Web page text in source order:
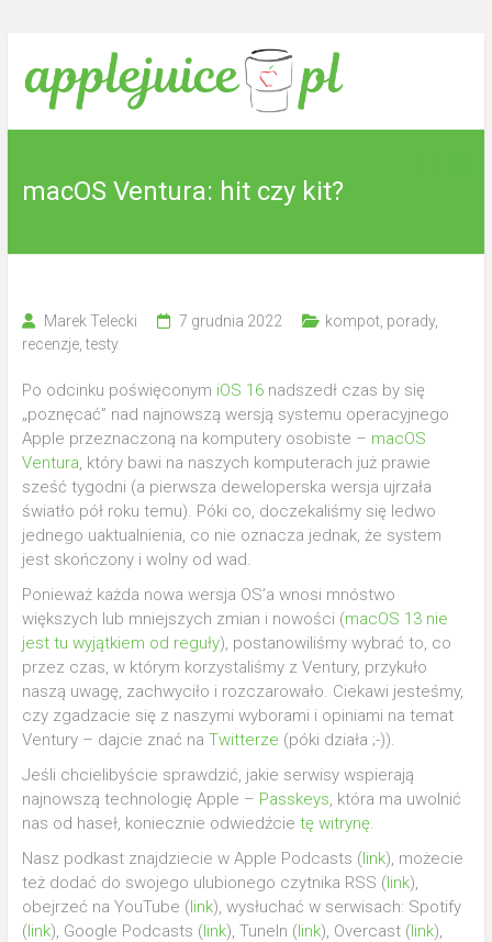
content
jabłek.
macOS Ventura: hit czy kit?
Marek Telecki 7 grudnia 2022 kompot, porady,
recenzje,testy
Po odcinku poświęconym iOS 16nadszedł czas by się
„poznęcać” nad najnowszą wersją systemu operacyjnego
Apple przeznaczoną na komputery osobiste – macOS
Ventura, który bawi na naszych komputerach już prawie
sześć tygodni (a pierwsza deweloperska wersja ujrzała
światło pół roku temu). Póki co, doczekaliśmy się ledwo
jednego uaktualnienia, co nie oznacza jednak, że system
jest skończony i wolny od wad.
Ponieważ każda nowa wersja OS’a wnosi mnóstwo
większych lub mniejszych zmian i nowości (macOS 13 nie
jest tu wyjątkiem od reguły), postanowiliśmy wybrać to, co
przez czas, w którym korzystaliśmy z Ventury, przykuło
naszą uwagę, zachwyciło i rozczarowało. Ciekawi jesteśmy,
czy zgadzacie się z naszymi wyborami i opiniami na temat
Ventury – dajcie znać na Twitterze (póki działa ;-)).
Jeśli chcielibyście sprawdzić, jakie serwisy wspierają
najnowszą technologię Apple – Passkeys, która ma uwolnić
nas od haseł, koniecznie odwiedźcie tę witrynę.
Nasz podkast znajdziecie w Apple Podcasts (link), możecie
też dodać do swojego ulubionego czytnika RSS (link),
obejrzeć na YouTube (link), wysłuchać w serwisach: Spotify
(link), Google Podcasts (link), TuneIn (link), Overcast (link),